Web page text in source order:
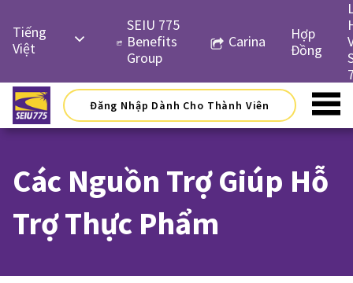
content
Tiếng
Việt
Русский
Español
文
SEIU 775
Benefits
Group
Carina
Hợp
Đồng
Đăng Nhập Dành Cho Thành Viên
Các Nguồn Trợ Giúp Hỗ
Trợ Thực Phẩm